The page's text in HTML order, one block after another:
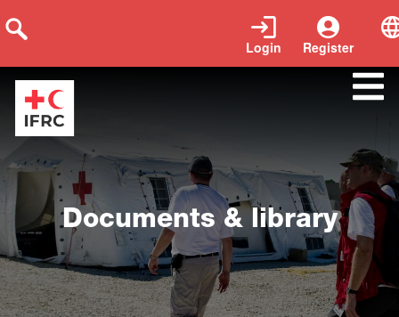
Register
Login
Documents & library